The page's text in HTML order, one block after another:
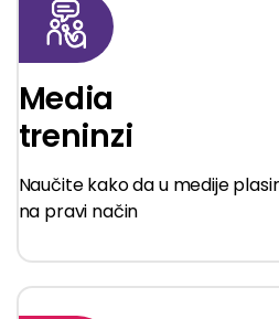
Media
treninzi
Naučite kako da u medije
na pravi način